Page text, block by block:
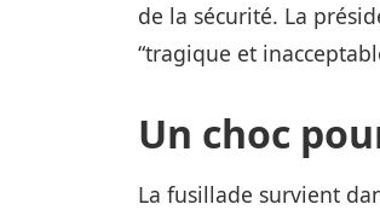
de la sécurité. La
“tragique et
Un choc
La fusillade survient